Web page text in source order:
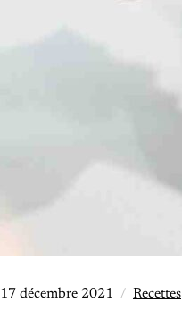
17 décembre 2021 Recettes